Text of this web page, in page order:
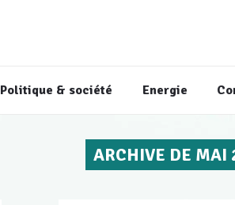
Politique & société Energie
ARCHIVE DE MAI